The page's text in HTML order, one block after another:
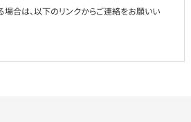
場合は、以下のリンクからご連絡をお願いい